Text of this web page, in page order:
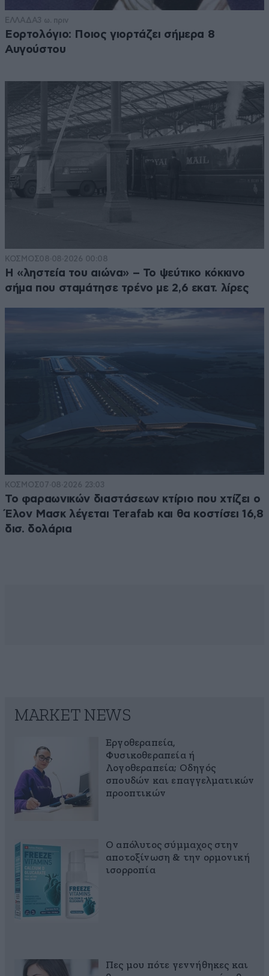
ΕΛΛΑΔΑ3 ω. πριν
Εορτολόγιο: Ποιος γιορτάζει σήμερα 8
Αυγούστου
ΚΟΣΜΟΣ08·08·2026 00:08
Η «ληστεία του αιώνα» – Το ψεύτικο κόκκινο
σήμα που σταμάτησε τρένο με 2,6 εκατ. λίρες
ΚΟΣΜΟΣ07·08·2026 23:03
Το φαραωνικών διαστάσεων κτίριο που χτίζει ο
Έλον Μασκ λέγεται Terafab και θα κοστίσει 16,8
δισ. δολάρια
MARKET NEWS
Εργοθεραπεία,
Φυσικοθεραπεία ή
Λογοθεραπεία; Οδηγός
σπουδών και επαγγελματικών
προοπτικών
Ο απόλυτος σύμμαχος στην
αποτοξίνωση & την ορμονική
ισορροπία
Πες μου πότε γεννήθηκες και